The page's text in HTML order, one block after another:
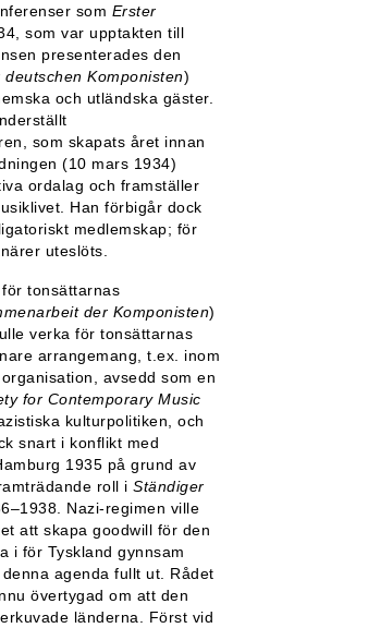
som Erster
som var upptakten till
presenterades den
Komponisten)
och utländska gäster.
som skapats året innan
(10 mars 1934)
ordalag och framställer
Han förbigår dock
medlemskap; för
uteslöts.
tonsättarnas
der Komponisten)
verka för tonsättarnas
arrangemang, t.ex. inom
avsedd som en
for Contemporary Music
kulturpolitiken, och
snart i konflikt med
1935 på grund av
roll i Ständiger
Nazi-regimen ville
att skapa goodwill för den
i för Tyskland gynnsam
agenda fullt ut. Rådet
övertygad om att den
länderna. Först vid